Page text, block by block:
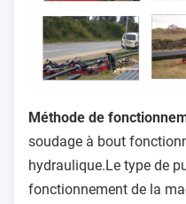
Méthode de
soudage à bout
hydraulique.Le type de
fonctionnement de la